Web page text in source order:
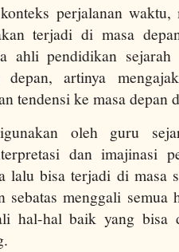
perjalanan waktu,
terjadi di masa
ahli pendidikan sejarah
depan, artinya
tendensi ke masa
oleh guru
dan imajinasi
lalu bisa terjadi di masa
sebatas menggali
hal-hal baik yang bisa